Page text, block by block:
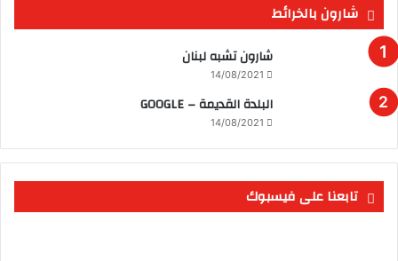
شارون بالخرائط
شارون تشبه لبنان
14/08/2021
البلدة القديمة – GOOGLE
14/08/2021
تابعنا على فيسبوك